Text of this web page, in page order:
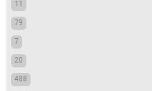
11
79
7
20
488